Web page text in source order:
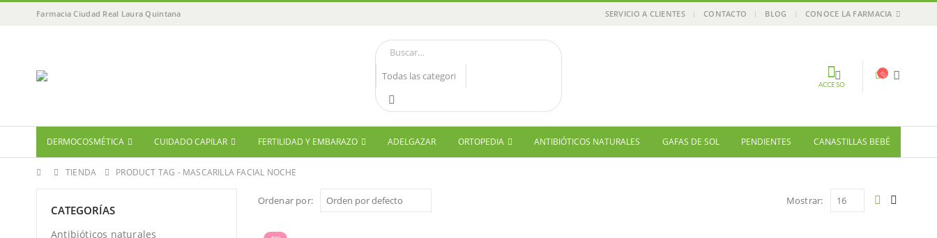
Farmacia Ciudad Real Laura Quintana SERVICIO A CLIENTES CONTACTO BLOG CONOCE LA FARMACIA
ACCESO
DERMOCOSMÉTICA CUIDADO CAPILAR FERTILIDAD Y EMBARAZO ADELGAZAR ORTOPEDIA ANTIBIÓTICOS NATURALES GAFAS DE SOL PENDIENTES CANASTILLAS BEBÉ
TIENDA PRODUCT TAG - MASCARILLA FACIAL NOCHE
Ordenar por: Mostrar:
CATEGORÍAS
Antibióticos naturales